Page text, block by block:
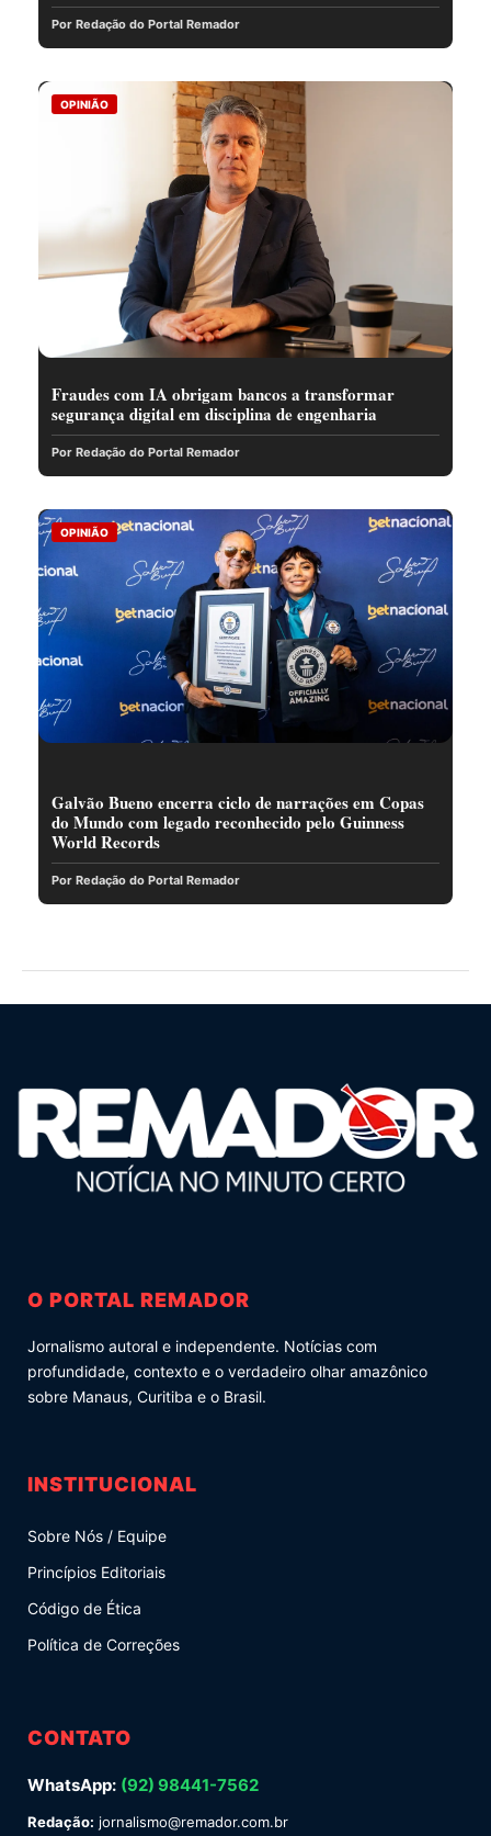
Por Redação do Portal Remador
OPINIÃO
Fraudes com IA obrigam bancos a transformar
segurança digital em disciplina de engenharia
Por Redação do Portal Remador
OPINIÃO
Galvão Bueno encerra ciclo de narrações em Copas
do Mundo com legado reconhecido pelo Guinness
World Records
Por Redação do Portal Remador
O PORTAL REMADOR
Jornalismo autoral e independente. Notícias com
profundidade, contexto e o verdadeiro olhar amazônico
sobre Manaus, Curitiba e o Brasil.
INSTITUCIONAL
Sobre Nós / Equipe
Princípios Editoriais
Código de Ética
Política de Correções
CONTATO
WhatsApp: (92) 98441-7562
Redação: jornalismo@remador.com.br